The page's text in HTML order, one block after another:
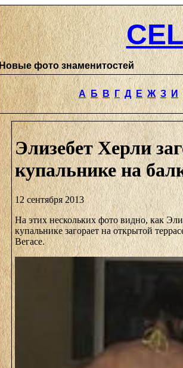
Новые фото знаменитостей
А Б В Г Д Е Ж З И
Элизебет Херли
купальнике на
12 сентября 2013
На этих нескольких фото видно, как
купальнике загорает на открытой
Вегасе.